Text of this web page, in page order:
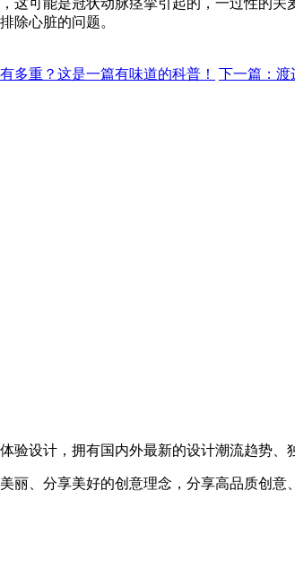
除心脏的问题。
多重？这是一篇有味道的科普！
下一篇：渡
验设计，拥有国内外最新的设计潮流趋势
丽、分享美好的创意理念，分享高品质创意